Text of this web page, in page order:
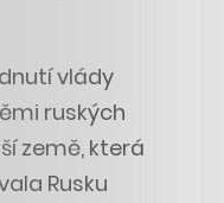
vlády
ruských
země, která
Rusku